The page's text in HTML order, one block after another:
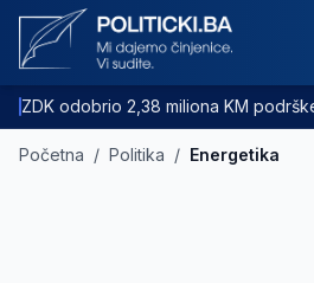
Početna / Politika / Energetika